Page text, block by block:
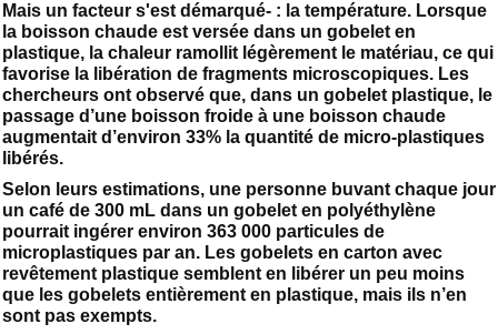
Mais un facteur s'est démarqué- : la température. Lorsque
la boisson chaude est versée dans un gobelet en
plastique, la chaleur ramollit légèrement le matériau, ce qui
favorise la libération de fragments microscopiques. Les
chercheurs ont observé que, dans un gobelet plastique, le
passage d’une boisson froide à une boisson chaude
augmentait d’environ 33% la quantité de micro-plastiques
libérés.
Selon leurs estimations, une personne buvant chaque jour
un café de 300 mL dans un gobelet en polyéthylène
pourrait ingérer environ 363 000 particules de
microplastiques par an. Les gobelets en carton avec
revêtement plastique semblent en libérer un peu moins
que les gobelets entièrement en plastique, mais ils n’en
sont pas exempts.